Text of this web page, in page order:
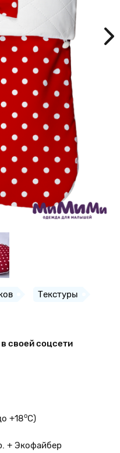
Текстуры
своей соцсети
+18oС)
+ Экофайбер